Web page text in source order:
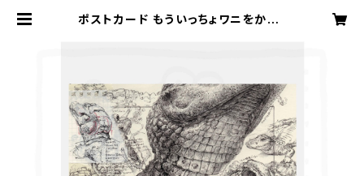
ポストカード もういっちょワニをかく |